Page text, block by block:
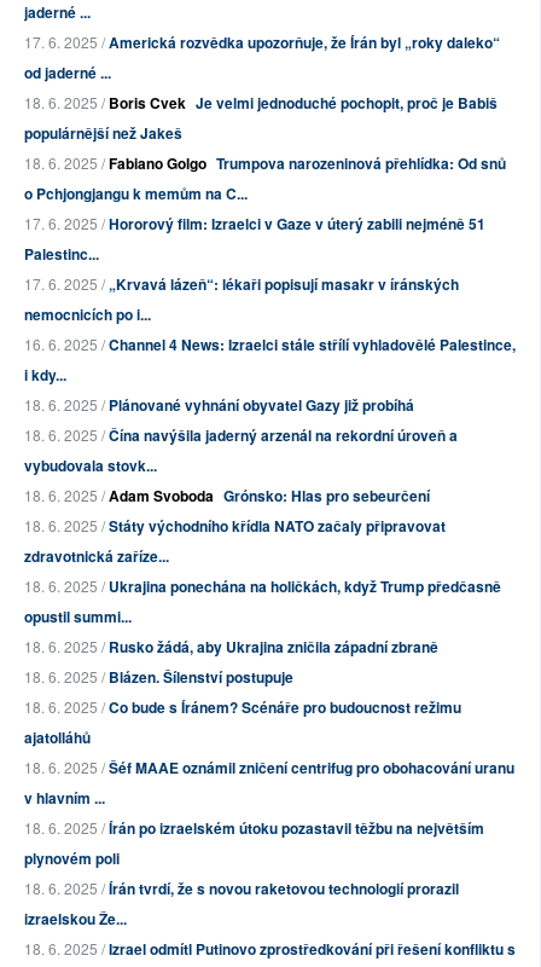
jaderné ...
17. 6. 2025 /Americká rozvědka upozorňuje, že Írán byl „roky daleko“
od jaderné ...
18. 6. 2025 /Boris Cvek Je velmi jednoduché pochopit, proč je Babiš
populárnější než Jakeš
18. 6. 2025 /Fabiano Golgo Trumpova narozeninová přehlídka: Od snů
o Pchjongjangu k memům na C...
17. 6. 2025 /Hororový film: Izraelci v Gaze v úterý zabili nejméně 51
Palestinc...
17. 6. 2025 /„Krvavá lázeň“: lékaři popisují masakr v íránských
nemocnicích po i...
16. 6. 2025 /Channel 4 News: Izraelci stále střílí vyhladovělé Palestince,
i kdy...
18. 6. 2025 /Plánované vyhnání obyvatel Gazy již probíhá
18. 6. 2025 /Čína navýšila jaderný arzenál na rekordní úroveň a
vybudovala stovk...
18. 6. 2025 /Adam Svoboda Grónsko: Hlas pro sebeurčení
18. 6. 2025 /Státy východního křídla NATO začaly připravovat
zdravotnická zaříze...
18. 6. 2025 /Ukrajina ponechána na holičkách, když Trump předčasně
opustil summi...
18. 6. 2025 /Rusko žádá, aby Ukrajina zničila západní zbraně
18. 6. 2025 /Blázen. Šílenství postupuje
18. 6. 2025 /Co bude s Íránem? Scénáře pro budoucnost režimu
ajatolláhů
18. 6. 2025 /Šéf MAAE oznámil zničení centrifug pro obohacování uranu
v hlavním ...
18. 6. 2025 /Írán po izraelském útoku pozastavil těžbu na největším
plynovém poli
18. 6. 2025 /Írán tvrdí, že s novou raketovou technologií prorazil
izraelskou Že...
18. 6. 2025 /Izrael odmítl Putinovo zprostředkování při řešení konfliktu s